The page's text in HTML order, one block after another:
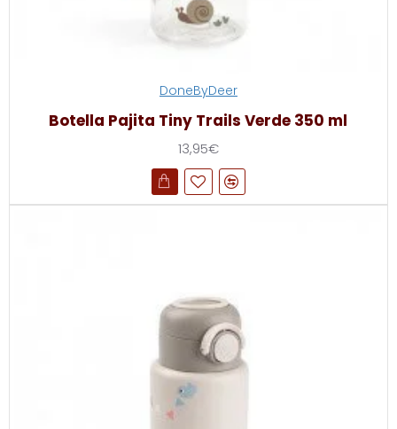
DoneByDeer
Botella Pajita Tiny Trails Verde 350 ml
13,95€